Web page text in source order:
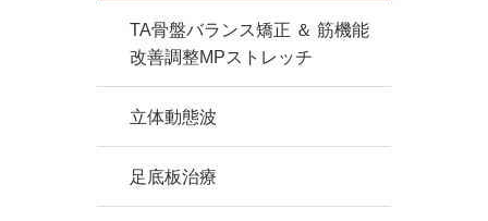
TA骨盤バランス矯正 ＆ 筋機能
改善調整MPストレッチ
立体動態波
足底板治療